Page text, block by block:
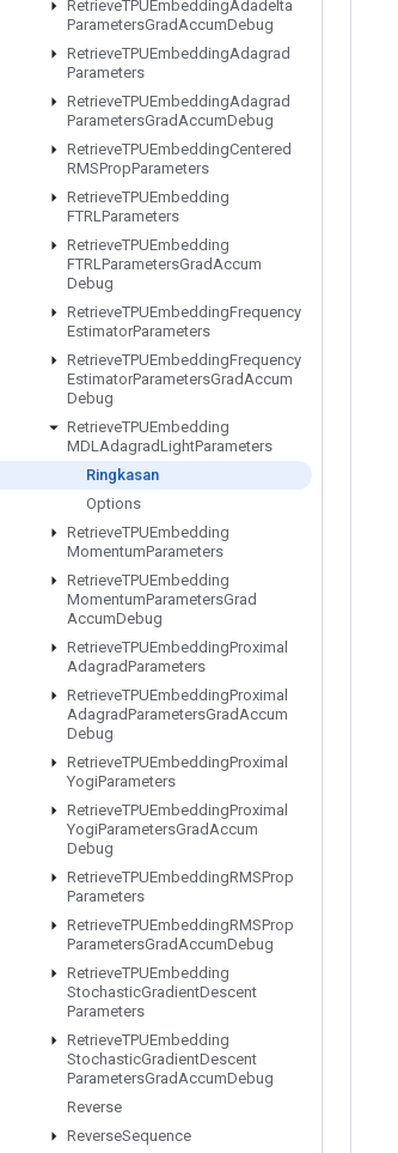
RetrieveTPUEmbeddingAdadelta
ParametersGradAccumDebug
RetrieveTPUEmbeddingAdagrad
Parameters
RetrieveTPUEmbeddingAdagrad
ParametersGradAccumDebug
RetrieveTPUEmbeddingCentered
RMSPropParameters
RetrieveTPUEmbedding
FTRLParameters
RetrieveTPUEmbedding
FTRLParametersGradAccum
Debug
RetrieveTPUEmbeddingFrequency
EstimatorParameters
RetrieveTPUEmbeddingFrequency
EstimatorParametersGradAccum
Debug
RetrieveTPUEmbedding
MDLAdagradLightParameters
Ringkasan
Options
RetrieveTPUEmbedding
MomentumParameters
RetrieveTPUEmbedding
MomentumParametersGrad
AccumDebug
RetrieveTPUEmbeddingProximal
AdagradParameters
RetrieveTPUEmbeddingProximal
AdagradParametersGradAccum
Debug
RetrieveTPUEmbeddingProximal
YogiParameters
RetrieveTPUEmbeddingProximal
YogiParametersGradAccum
Debug
RetrieveTPUEmbeddingRMSProp
Parameters
RetrieveTPUEmbeddingRMSProp
ParametersGradAccumDebug
RetrieveTPUEmbedding
StochasticGradientDescent
Parameters
RetrieveTPUEmbedding
StochasticGradientDescent
ParametersGradAccumDebug
Reverse
ReverseSequence